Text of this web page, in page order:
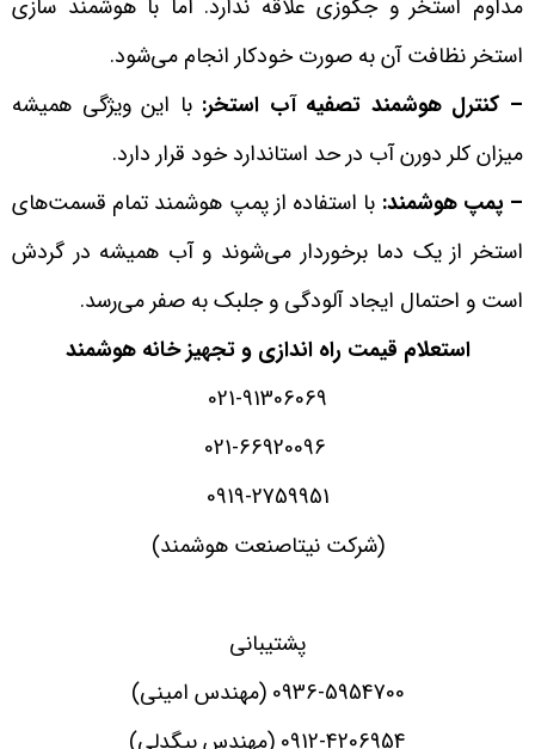
مداوم استخر و جکوزی علاقه ندارد. اما با هوشمند سازی
استخر نظافت آن به صورت خودکار انجام می‌شود.
– کنترل هوشمند تصفیه آب استخر: با این ویژگی همیشه
میزان کلر دورن آب در حد استاندارد خود قرار دارد.
– پمپ هوشمند: با استفاده از پمپ هوشمند تمام قسمت‌های
استخر از یک دما برخوردار می‌شوند و آب همیشه در گردش
است و احتمال ایجاد آلودگی و جلبک به صفر می‌رسد.
استعلام قیمت راه اندازی و تجهیز خانه هوشمند
021-91306069
0919-2759951
(شرکت نیتاصنعت هوشمند)
پشتیبانی
0936-5954700 (مهندس امینی)
0912-4206954 (مهندس بیگدلی)